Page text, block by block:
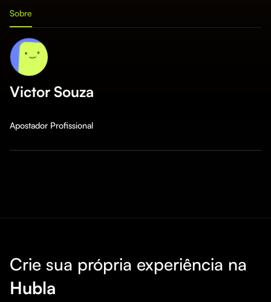
Sobre
Victor Souza
Apostador Profissional
Crie sua própria experiência na
Hubla